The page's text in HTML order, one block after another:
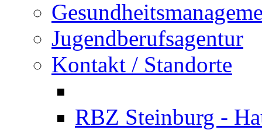
Jugendberufsagentur
Kontakt / Standorte
RBZ Steinburg -